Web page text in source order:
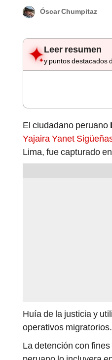
Óscar Chumpitaz
Leer resumen
y puntos destacados
El ciudadano peruano
Yajaira Yanet
Lima, fue capturado
Huía de la justicia y
operativos migratorios.
La detención con